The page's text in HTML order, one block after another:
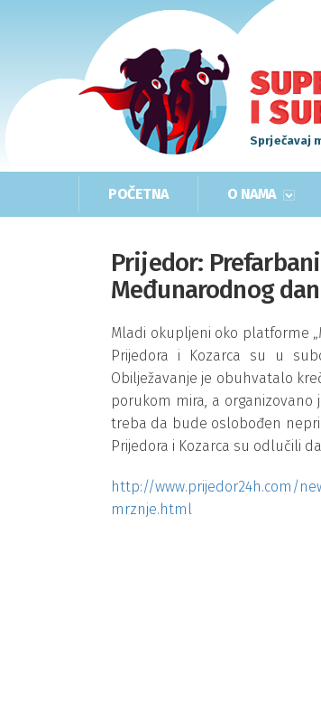
Sprječavaj
POČETNA O NAMA
Prijedor:
Međunarodnog
Mladi okupljeni oko platforme
Prijedora i Kozarca su u
Obilježavanje je obuhvatalo
porukom mira, a organizovano
treba da bude oslobođen
Prijedora i Kozarca su odlučili
http://www.prijedor24h.com/
mrznje.html